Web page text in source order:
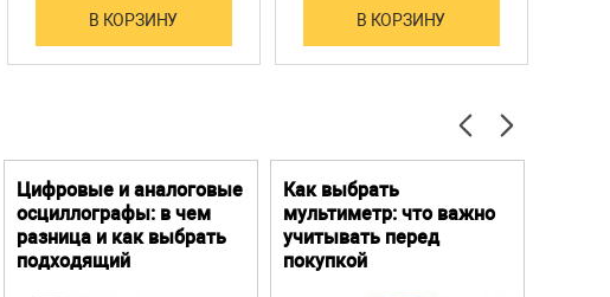
В КОРЗИНУ В КОРЗИНУ
Цифровые и аналоговые
осциллографы: в чем
разница и как выбрать
подходящий
Как выбрать
мультиметр: что важно
учитывать перед
покупкой